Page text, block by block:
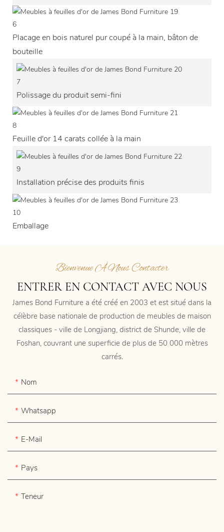
6
Placage en bois naturel pur coupé à la main, bâton de
bouteille
7
Polissage du produit semi-fini
8
Feuille d'or 14 carats collée à la main
9
Installation précise des produits finis
10
Emballage
Bienvenue À Nous Contacter
ENTRER EN CONTACT AVEC NOUS
James Bond Furniture a été créé en 2003 et est situé dans la
célèbre base nationale de production de meubles de maison
classiques - ville de Longjiang, district de Shunde, ville de
Foshan, couvrant une superficie de plus de 50 000 mètres
carrés.
Nom
Whatsapp
E-Mail
Pays
Teneur